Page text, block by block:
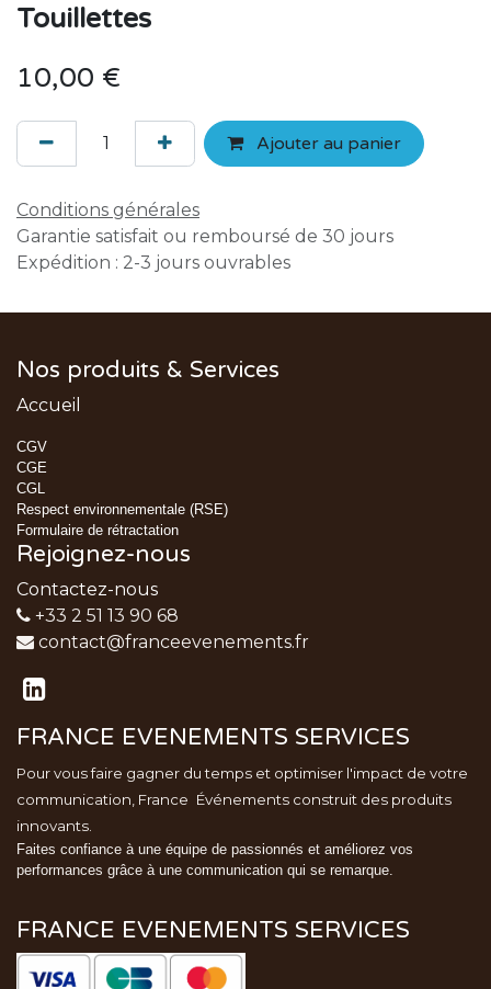
Touillettes
10,00 €
Ajouter au panier
Conditions générales
Garantie satisfait ou remboursé de 30 jours
Expédition : 2-3 jours ouvrables
Nos produits & Services
Accueil
CGV
CGE
CGL
Respect environnementale (RSE)
Formulaire de rétractation
Rejoignez-nous
Contactez-nous
+33 2 51 13 90 68
contact@franceevenements.fr
FRANCE EVENEMENTS SERVICES
Pour vous faire gagner du temps et optimiser l'impact de votre
communication, France Événements construit des produits
innovants.
Faites confiance à une équipe de passionnés et améliorez vos
performances grâce à une communication qui se remarque.
FRANCE EVENEMENTS SERVICES